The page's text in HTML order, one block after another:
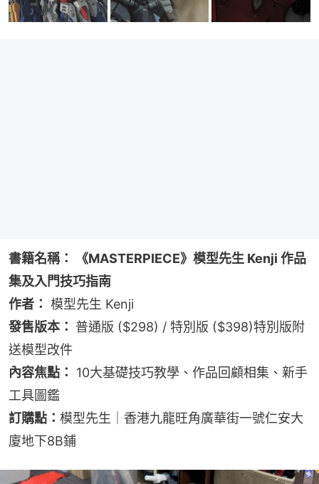
書籍名稱： 《MASTERPIECE》模型先生 Kenji 作品
集及入門技巧指南
作者： 模型先生 Kenji
發售版本： 普通版 ($298) / 特別版 ($398)特別版附
送模型改件
內容焦點：
10大基礎技巧教學、作品回顧相集、新手
工具圖鑑
訂購點： 模型先生｜香港九龍旺角廣華街一號仁安大
廈地下8B鋪